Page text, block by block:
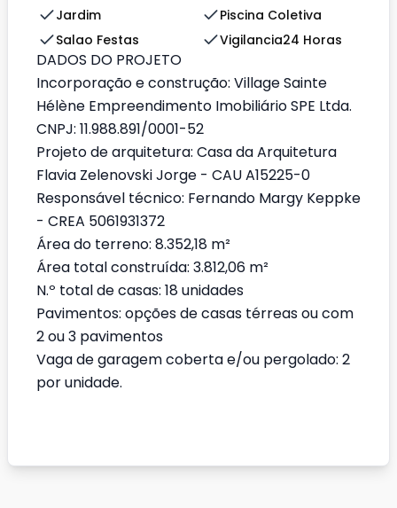
Jardim
Piscina Coletiva
Salao Festas
Vigilancia24 Horas
DADOS DO PROJETO
Incorporação e construção: Village Sainte
Hélène Empreendimento Imobiliário SPE Ltda.
CNPJ: 11.988.891/0001-52
Projeto de arquitetura: Casa da Arquitetura
Flavia Zelenovski Jorge - CAU A15225-0
Responsável técnico: Fernando Margy Keppke
- CREA 5061931372
Área do terreno: 8.352,18 m²
Área total construída: 3.812,06 m²
N.º total de casas: 18 unidades
Pavimentos: opções de casas térreas ou com
2 ou 3 pavimentos
Vaga de garagem coberta e/ou pergolado: 2
por unidade.